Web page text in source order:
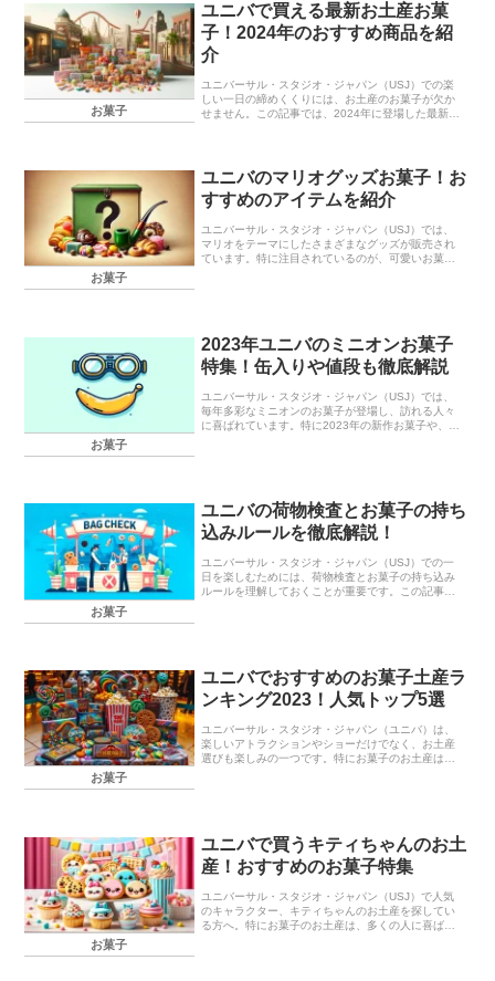
お菓子
ユニバで買える最新お土産お菓
子！2024年のおすすめ商品を紹
介
ユニバーサル・スタジオ・ジャパン（USJ）での楽
しい一日の締めくくりには、お土産のお菓子が欠か
せません。この記事では、2024年に登場した最新の
お菓子
ユニバのマリオグッズお菓子！お
すすめのアイテムを紹介
ユニバーサル・スタジオ・ジャパン（USJ）では、
マリオをテーマにしたさまざまなグッズが販売され
ています。特に注目されているのが、可愛いお菓子
お菓子
2023年ユニバのミニオンお菓子
特集！缶入りや値段も徹底解説
ユニバーサル・スタジオ・ジャパン（USJ）では、
毎年多彩なミニオンのお菓子が登場し、訪れる人々
に喜ばれています。特に2023年の新作お菓子や、缶
お菓子
ユニバの荷物検査とお菓子の持ち
込みルールを徹底解説！
ユニバーサル・スタジオ・ジャパン（USJ）での一
日を楽しむためには、荷物検査とお菓子の持ち込み
ルールを理解しておくことが重要です。この記事で
お菓子
ユニバでおすすめのお菓子土産ラ
ンキング2023！人気トップ5選
ユニバーサル・スタジオ・ジャパン（ユニバ）は、
楽しいアトラクションやショーだけでなく、お土産
選びも楽しみの一つです。特にお菓子のお土産は、
お菓子
ユニバで買うキティちゃんのお土
産！おすすめのお菓子特集
ユニバーサル・スタジオ・ジャパン（USJ）で人気
のキャラクター、キティちゃんのお土産を探してい
る方へ。特にお菓子のお土産は、多くの人に喜ばれ